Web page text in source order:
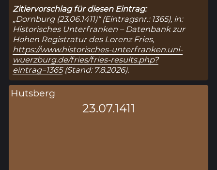
Zitiervorschlag für diesen Eintrag:
„Dornburg (23.06.1411)“ (Eintragsnr.: 1365), in:
Historisches Unterfranken – Datenbank zur
Hohen Registratur des Lorenz Fries,
https://www.historisches-unterfranken.uni-
wuerzburg.de/fries/fries-results.php?
eintrag=1365(Stand: 7.8.2026).
Hutsberg
23.07.1411